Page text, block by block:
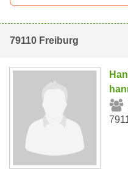
79110 Freiburg